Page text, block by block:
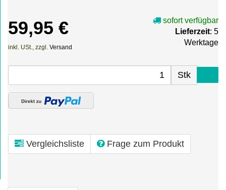
59,95 €
inkl. USt., zzgl. Versand
sofort verfügbar
Lieferzeit: 5
Werktage
Stk
Vergleichsliste Frage zum Produkt